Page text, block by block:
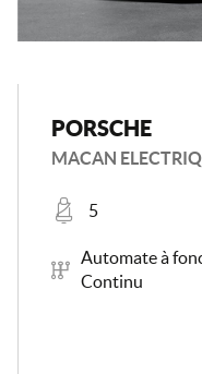
PORSCHE
MACAN
Places
5
Automate à
Continu